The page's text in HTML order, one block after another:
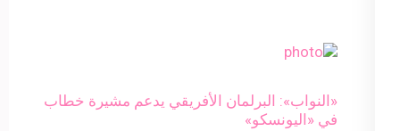
«النواب»: البرلمان الأفريقي يدعم مشيرة خطاب
في «اليونسكو»